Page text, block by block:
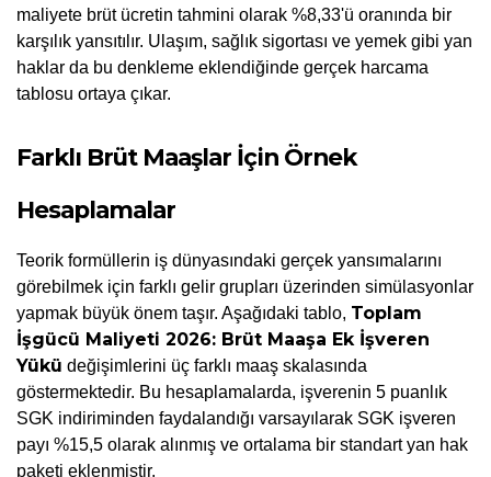
maliyete brüt ücretin tahmini olarak %8,33'ü oranında bir
karşılık yansıtılır. Ulaşım, sağlık sigortası ve yemek gibi yan
haklar da bu denkleme eklendiğinde gerçek harcama
tablosu ortaya çıkar.
Farklı Brüt Maaşlar İçin Örnek
Hesaplamalar
Teorik formüllerin iş dünyasındaki gerçek yansımalarını
görebilmek için farklı gelir grupları üzerinden simülasyonlar
yapmak büyük önem taşır. Aşağıdaki tablo, Toplam
İşgücü Maliyeti 2026: Brüt Maaşa Ek İşveren
Yükü değişimlerini üç farklı maaş skalasında
göstermektedir. Bu hesaplamalarda, işverenin 5 puanlık
SGK indiriminden faydalandığı varsayılarak SGK işveren
payı %15,5 olarak alınmış ve ortalama bir standart yan hak
paketi eklenmiştir.